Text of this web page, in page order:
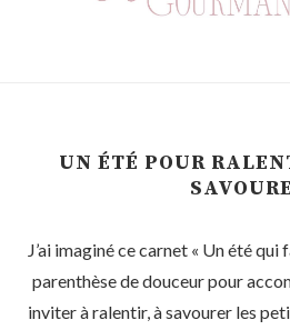
UN ÉTÉ POUR
J’ai imaginé ce carnet « Un été
parenthèse de douceur pour
inviter à ralentir, à savourer les